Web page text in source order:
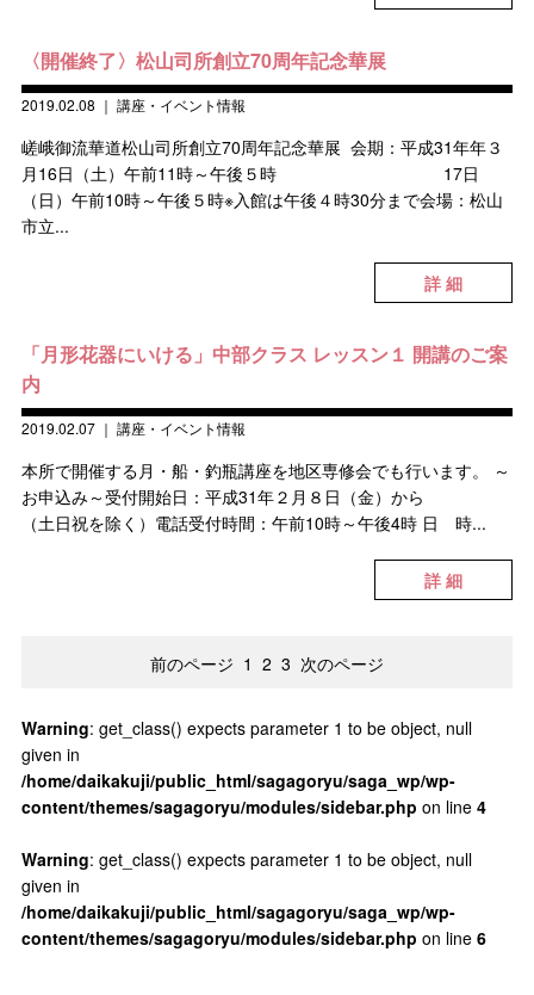
〈開催終了〉松山司所創立70周年記念華展
2019.02.08 ｜ 講座・イベント情報
嵯峨御流華道松山司所創立70周年記念華展 会期：平成31年年３
月16日（土）午前11時～午後５時 17日
（日）午前10時～午後５時※入館は午後４時30分まで会場：松山
市立...
詳 細
「月形花器にいける」中部クラス レッスン１ 開講のご案
内
2019.02.07｜ 講座・イベント情報
本所で開催する月・船・釣瓶講座を地区専修会でも行います。 ～
お申込み～受付開始日：平成31年２月８日（金）から
（土日祝を除く）電話受付時間：午前10時～午後4時 日 時...
詳 細
前のページ 1 2 3 次のページ
Warning: get_class() expects parameter 1 to be object, null
given in
/home/daikakuji/public_html/sagagoryu/saga_wp/wp-
content/themes/sagagoryu/modules/sidebar.php on line 4
Warning: get_class() expects parameter 1 to be object, null
given in
/home/daikakuji/public_html/sagagoryu/saga_wp/wp-
content/themes/sagagoryu/modules/sidebar.php on line 6